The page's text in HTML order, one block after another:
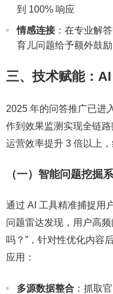
到 100% 响应
情感连接：在专业解
育儿问题给予额外鼓励
三、技术赋能：
2025 年的问答推广已进
作到效果监测实现全链
运营效率提升 3 倍以上
（一）智能问题挖掘
通过 AI 工具精准捕捉用
问题雷达发现，用户高
吗？”，针对性优化内容
应用：
多源数据整合 ：抓取